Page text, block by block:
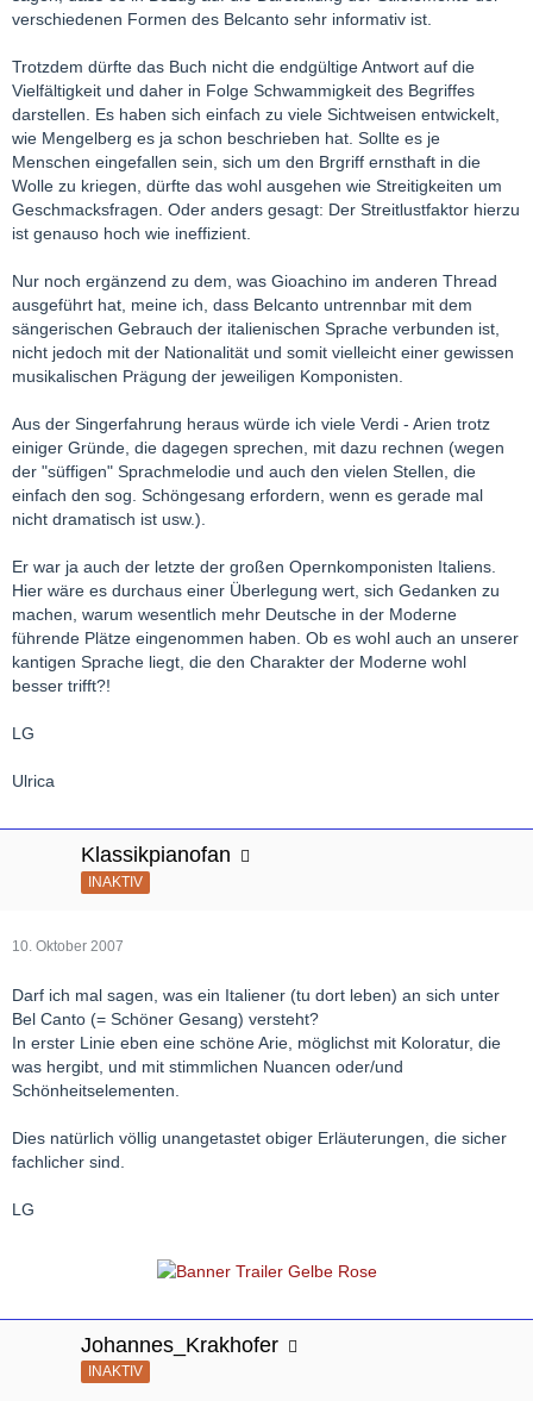
verschiedenen Formen des Belcanto sehr informativ ist.
Trotzdem dürfte das Buch nicht die endgültige Antwort auf die
Vielfältigkeit und daher in Folge Schwammigkeit des Begriffes
darstellen. Es haben sich einfach zu viele Sichtweisen entwickelt,
wie Mengelberg es ja schon beschrieben hat. Sollte es je
Menschen eingefallen sein, sich um den Brgriff ernsthaft in die
Wolle zu kriegen, dürfte das wohl ausgehen wie Streitigkeiten um
Geschmacksfragen. Oder anders gesagt: Der Streitlustfaktor hierzu
ist genauso hoch wie ineffizient.
Nur noch ergänzend zu dem, was Gioachino im anderen Thread
ausgeführt hat, meine ich, dass Belcanto untrennbar mit dem
sängerischen Gebrauch der italienischen Sprache verbunden ist,
nicht jedoch mit der Nationalität und somit vielleicht einer gewissen
musikalischen Prägung der jeweiligen Komponisten.
Aus der Singerfahrung heraus würde ich viele Verdi - Arien trotz
einiger Gründe, die dagegen sprechen, mit dazu rechnen (wegen
der "süffigen" Sprachmelodie und auch den vielen Stellen, die
einfach den sog. Schöngesang erfordern, wenn es gerade mal
nicht dramatisch ist usw.).
Er war ja auch der letzte der großen Opernkomponisten Italiens.
Hier wäre es durchaus einer Überlegung wert, sich Gedanken zu
machen, warum wesentlich mehr Deutsche in der Moderne
führende Plätze eingenommen haben. Ob es wohl auch an unserer
kantigen Sprache liegt, die den Charakter der Moderne wohl
besser trifft?!
LG
Ulrica
Klassikpianofan
INAKTIV
10. Oktober 2007
Darf ich mal sagen, was ein Italiener (tu dort leben) an sich unter
Bel Canto (= Schöner Gesang) versteht?
In erster Linie eben eine schöne Arie, möglichst mit Koloratur, die
was hergibt, und mit stimmlichen Nuancen oder/und
Schönheitselementen.
Dies natürlich völlig unangetastet obiger Erläuterungen, die sicher
fachlicher sind.
LG
Johannes_Krakhofer
INAKTIV